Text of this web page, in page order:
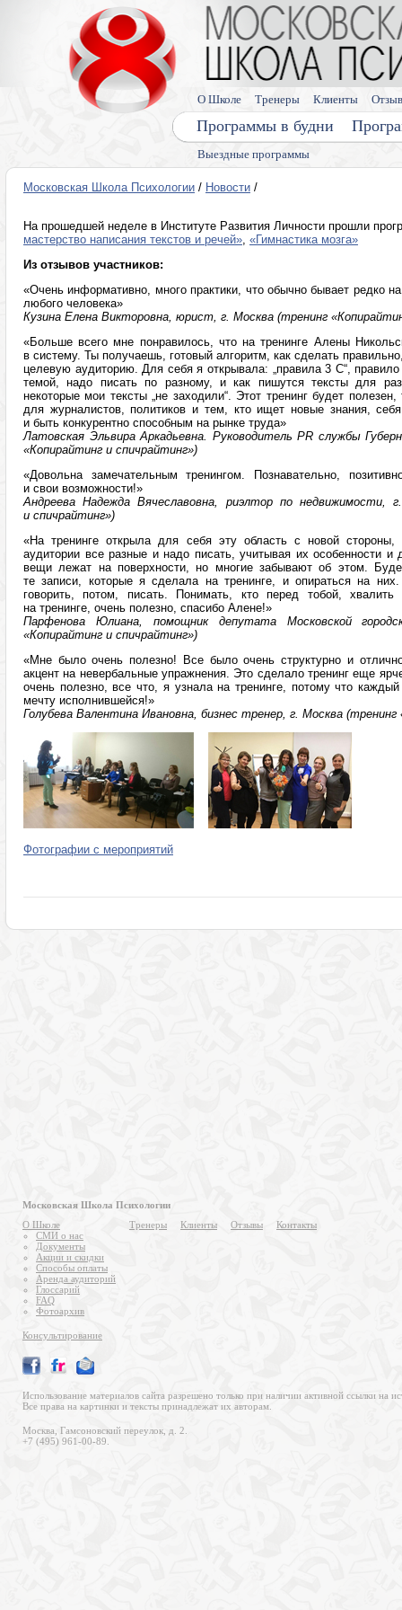
Выездные программы
Программы в будни
О Школе Тренеры Клиенты
Московская Школа Психологии / Новости /
На прошедшей неделе в Институте Развития Личности прошли
мастерство написания текстов и речей», «Гимнастика мозга»
Из отзывов участников:
«Очень информативно, много практики, что обычно бывает редко
любого человека»
Кузина Елена Викторовна, юрист, г. Москва (тренинг
«Больше всего мне понравилось, что на тренинге Алены
в систему. Ты получаешь, готовый алгоритм, как сделать
целевую аудиторию. Для себя я открывала: „правила 3 С“, правило
темой, надо писать по разному, и как пишутся тексты для
некоторые мои тексты „не заходили“. Этот тренинг будет
для журналистов, политиков и тем, кто ищет новые знания,
и быть конкурентно способным на рынке труда»
Латовская Эльвира Аркадьевна. Руководитель PR службы
«Копирайтинг и спичрайтинг»)
«Довольна замечательным тренингом. Познавательно,
и свои возможности!»
Андреева Надежда Вячеславовна, риэлтор по недвижимости,
и спичрайтинг»)
«На тренинге открыла для себя эту область с новой
аудитории все разные и надо писать, учитывая их особенности и
вещи лежат на поверхности, но многие забывают об этом.
те записи, которые я сделала на тренинге, и опираться на
говорить, потом, писать. Понимать, кто перед тобой,
на тренинге, очень полезно, спасибо Алене!»
Парфенова Юлиана, помощник депутата Московской
«Копирайтинг и спичрайтинг»)
«Мне было очень полезно! Все было очень структурно и
акцент на невербальные упражнения. Это сделало тренинг еще
очень полезно, все что, я узнала на тренинге, потому что
мечту исполнившейся!»
Голубева Валентина Ивановна, бизнес тренер, г. Москва
Фотографии с мероприятий
Московская Школа Психологии
О Школе
СМИ о нас
Документы
Акции и скидки
Способы оплаты
Аренда аудиторий
Глоссарий
FAQ
Фотоархив
Тренеры Клиенты Отзывы Контакты
Консультирование
Использование материалов сайта разрешено только при наличии активной ссылки на
Все права на картинки и тексты принадлежат их авторам.
Москва, Гамсоновский переулок, д. 2.
+7 (495) 961-00-89.